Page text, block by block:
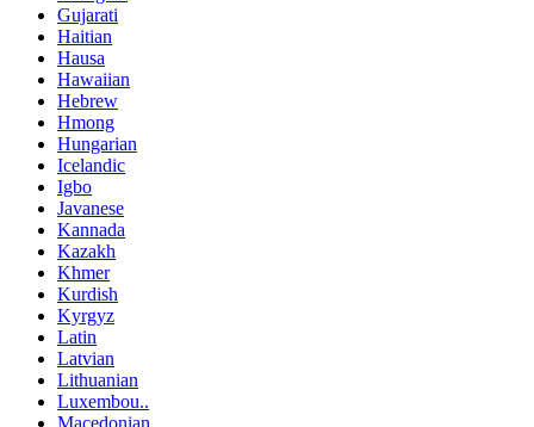
Gujarati
Haitian
Hausa
Hawaiian
Hebrew
Hmong
Hungarian
Icelandic
Igbo
Javanese
Kannada
Kazakh
Khmer
Kurdish
Kyrgyz
Latin
Latvian
Lithuanian
Luxembou..
Macedonian